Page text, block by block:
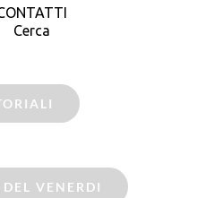
Cerca
VENERDI